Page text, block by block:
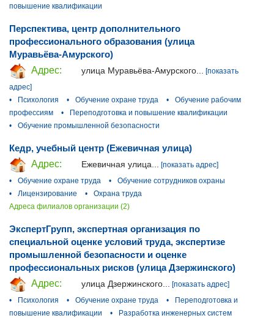
повышение квалификации
Перспектива, центр дополнительного
профессионального образования (улица
Муравьёва-Амурского)
Адрес:
улица Муравьёва-Амурского... [показать
адрес]
•
Психология • Обучение охране труда •
Обучение рабочим
профессиям
•
Переподготовка и повышение квалификации
•
Обучение промышленной безопасности
Кедр, учебный центр (Ежевичная улица)
Адрес:
Ежевичная улица... [показать адрес]
•
Обучение охране труда •
Обучение сотрудников охраны
•
Лицензирование •
Охрана труда
Адреса филиалов организации (2)
ЭкспертГрупп, экспертная организация по
специальной оценке условий труда, экспертизе
промышленной безопасности и оценке
профессиональных рисков (улица Дзержинского)
Адрес:
улица Дзержинского...
[показать адрес]
•
Психология • Обучение охране труда •
Переподготовка и
повышение квалификации
•
Разработка инженерных систем